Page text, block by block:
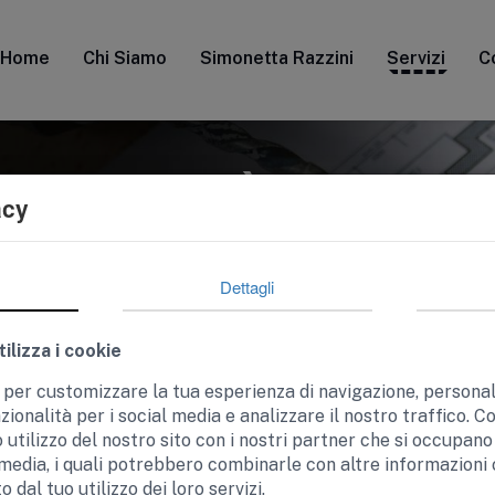
Home Chi Siamo Simonetta Razzini Servizi
E
ristrutturazione o realizzare un intervento edilizio, è
edilizio ed economico. Lo Studio di fattibilità
e denaro.
con analisi preventive complete, verificando
Uno strumento indispensabile per prendere decisioni
Dettagli
i cookie
customizzare la tua esperienza di navigazione,
per i social media e analizzare il nostro traffico.
utilizzo del nostro sito con i nostri partner che si occupano
i quali potrebbero combinarle con altre informazioni
dal tuo utilizzo dei loro servizi.